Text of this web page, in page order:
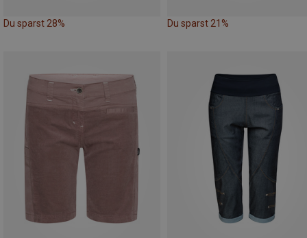
Du sparst 28% Du sparst 21%